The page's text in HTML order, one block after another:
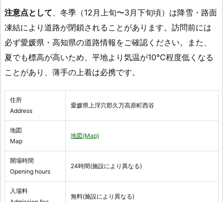
注意点として、冬季（12月上旬〜3月下旬頃）は降雪・路面
凍結により道路が閉鎖されることがあります。訪問前には
必ず愛媛県・高知県の道路情報をご確認ください。また、
夏でも標高が高いため、平地より気温が10℃程度低くなる
ことがあり、薄手の上着は必携です。
住所
Address
愛媛県上浮穴郡久万高原町西谷
地図
Map
地図(Map)
開場時間
Opening hours
24時間(施設により異なる)
入場料
無料(施設により異なる)